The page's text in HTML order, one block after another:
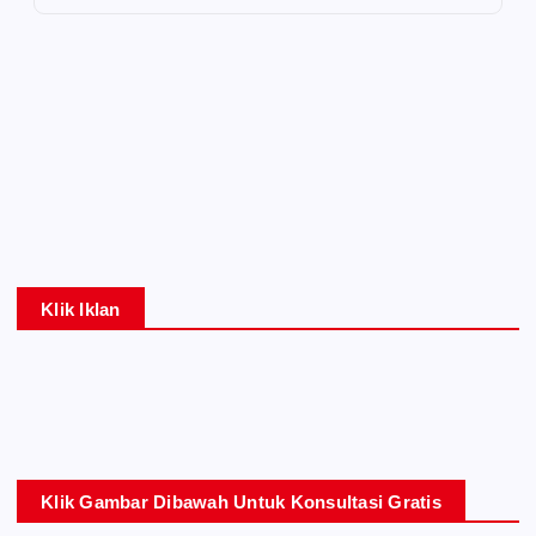
Klik Iklan
Klik Gambar Dibawah Untuk Konsultasi Gratis